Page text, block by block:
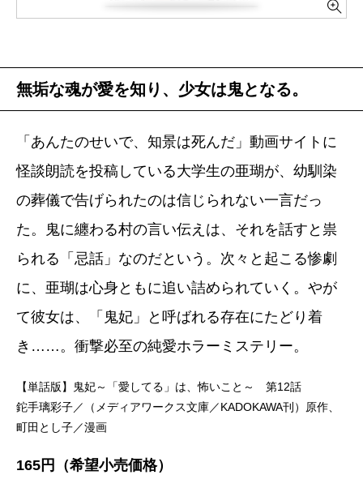
無垢な魂が愛を知り、少女は鬼となる。
「あんたのせいで、知景は死んだ」動画サイトに
怪談朗読を投稿している大学生の亜瑚が、幼馴染
の葬儀で告げられたのは信じられない一言だっ
た。鬼に纏わる村の言い伝えは、それを話すと祟
られる「忌話」なのだという。次々と起こる惨劇
に、亜瑚は心身ともに追い詰められていく。やが
て彼女は、「鬼妃」と呼ばれる存在にたどり着
き……。衝撃必至の純愛ホラーミステリー。
【単話版】鬼妃～「愛してる」は、怖いこと～ 第12話
鉈手璃彩子／（メディアワークス文庫／KADOKAWA刊）原作、
町田とし子／漫画
165円（希望小売価格）